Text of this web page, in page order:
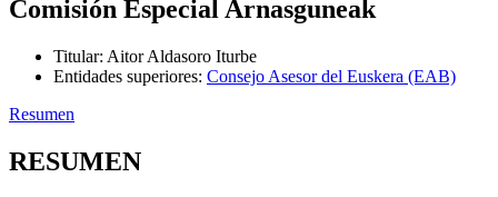
Comisión Especial Arnasguneak
Titular: Aitor Aldasoro Iturbe
Entidades superiores: Consejo Asesor del Euskera (EAB)
Resumen
RESUMEN